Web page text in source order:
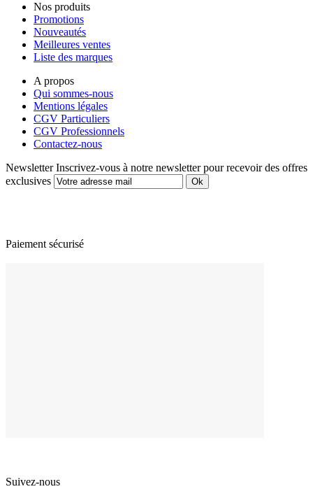
Nos produits
Promotions
Nouveautés
Meilleures ventes
Liste des marques
A propos
Qui sommes-nous
Mentions légales
CGV Particuliers
CGV Professionnels
Contactez-nous
Newsletter Inscrivez-vous à notre newsletter pour recevoir des offres
exclusives
Paiement sécurisé
Suivez-nous